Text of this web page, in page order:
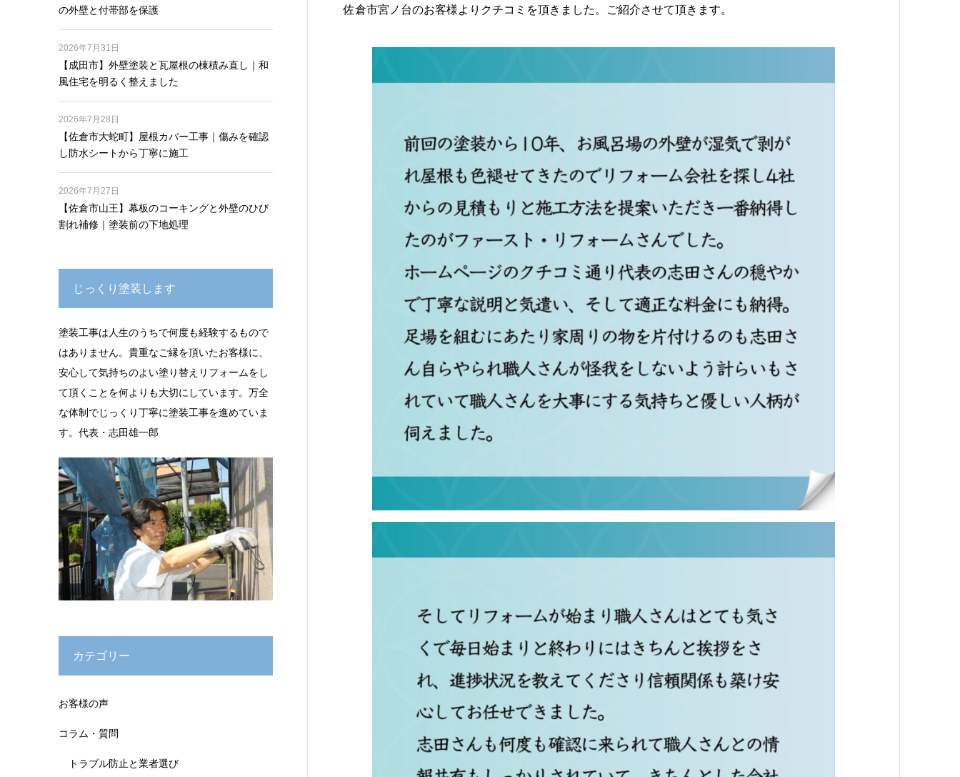
佐倉市宮ノ台のお客様よりクチコミを頂きました。ご紹介させて頂きます。
の外壁と付帯部を保護
【成田市】外壁塗装と瓦屋根の棟積み直し｜和
風住宅を明るく整えました
2026年7月31日
【佐倉市大蛇町】屋根カバー工事｜傷みを確認
し防水シートから丁寧に施工
2026年7月28日
【佐倉市山王】幕板のコーキングと外壁のひび
割れ補修｜塗装前の下地処理
2026年7月27日
じっくり塗装します
塗装工事は人生のうちで何度も経験するもので
はありません。貴重なご縁を頂いたお客様に、
安心して気持ちのよい塗り替えリフォームをし
て頂くことを何よりも大切にしています。万全
な体制でじっくり丁寧に塗装工事を進めていま
す。代表・志田雄一郎
カテゴリー
お客様の声
コラム・質問
トラブル防止と業者選び